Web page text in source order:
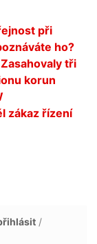
při
ho?
tři
korun
zákaz řízení
/